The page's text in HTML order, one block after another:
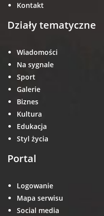
Kontakt
Działy tematyczne
Wiadomości
Na sygnale
Sport
Galerie
Biznes
Kultura
Edukacja
Styl życia
Portal
Logowanie
Mapa serwisu
Social media